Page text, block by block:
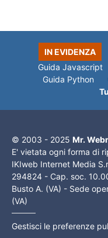
IN EVIDENZA
Guida Javascript
Guida Python
© 2003 - 2025 Mr.
E' vietata ogni forma di
IKIweb Internet Media
294824 - Cap. soc.
Busto A. (VA) - Sede
(VA)
Gestisci le preferenze